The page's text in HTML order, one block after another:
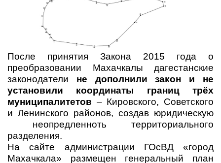
После принятия Закона 2015 года о
преобразовании Махачкалы дагестанские
законодатели не дополнили закон и не
установили координаты границ трёх
муниципалитетов – Кировского, Советского
и Ленинского районов, создав юридическую
неопредленноть территориального
разделения.
На сайте администрации ГОсВД «город
Махачкала» размещен генеральный план